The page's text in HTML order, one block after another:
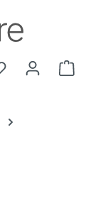
Du hast 0